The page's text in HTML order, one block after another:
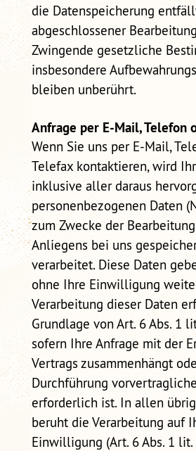
die Datenspeicherung
abgeschlossener
Zwingende gesetzliche
insbesondere
bleiben unberührt.
Anfrage per E-Mail, Telefon
Wenn Sie uns per E-Mail,
Telefax kontaktieren, wird
inklusive aller daraus
personenbezogenen Daten
zum Zwecke der
Anliegens bei uns
verarbeitet. Diese Daten
ohne Ihre Einwilligung
Verarbeitung dieser Daten
Grundlage von Art. 6 Abs. 1
sofern Ihre Anfrage mit der
Vertrags zusammenhängt
Durchführung
erforderlich ist. In allen
beruht die Verarbeitung auf
Einwilligung (Art. 6 Abs. 1 lit.